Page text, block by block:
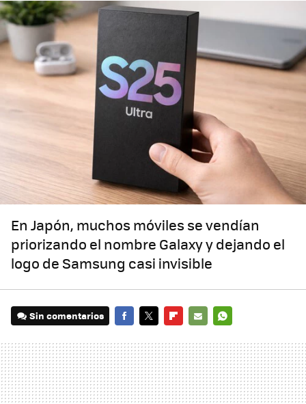
En Japón, muchos móviles se vendían
priorizando el nombre Galaxy y dejando el
logo de Samsung casi invisible
Sin comentarios
MAIL